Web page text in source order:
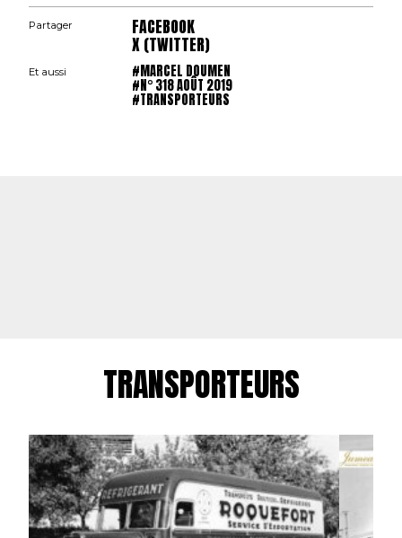
Partager FACEBOOK
X (TWITTER)
Et aussi #MARCEL DOUMEN
#N° 318 AOÛT 2019
#TRANSPORTEURS
TRANSPORTEURS